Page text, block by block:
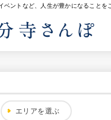
ベントなど、人生が豊かになることを
エリアを選ぶ